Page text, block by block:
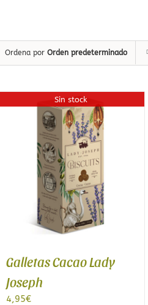
Té Oolong
Té ecológico
Packs de Tés
Ordena por Orden predeterminado
Sin stock
Galletas Cacao Lady
Joseph
4,95€